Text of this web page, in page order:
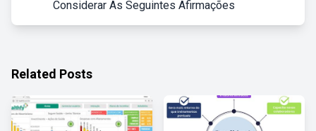
Considerar As Seguintes Afirmações
Related Posts